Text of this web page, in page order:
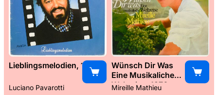
Lieblingsmelodien, 1989
Luciano Pavarotti
Wünsch Dir Was
Eine Musikaliche
Weltreise, 1976
Mireille Mathieu